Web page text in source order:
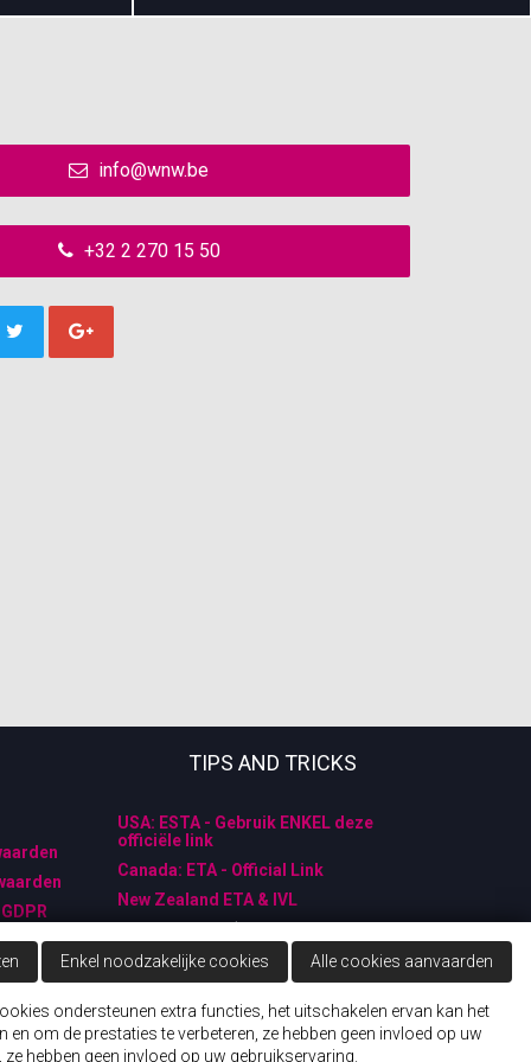
info@wnw.be
+32 2 270 15 50
TIPS AND TRICKS
USA: ESTA - Gebruik ENKEL deze
officiële link
Canada: ETA - Official Link
New Zealand ETA & IVL
Authorisation): ask Wings 'n Wheels
Enkel noodzakelijke cookies Alle cookies aanvaarden
ondersteunen extra functies, het uitschakelen ervan kan het
om de prestaties te verbeteren, ze hebben geen invloed op uw
hebben geen invloed op uw gebruikservaring.